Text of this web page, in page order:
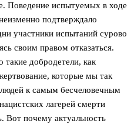
Поведение испытуемых в ходе
подтверждало
участники испытаний сурово
своим правом отказаться.
такие добродетели, как
которые мы так
к самым бесчеловечным
лагерей смерти
Вот почему актуальность